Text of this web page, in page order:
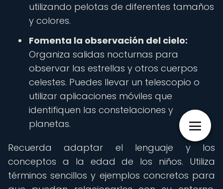
utilizando pelotas de diferentes tamaños
y colores.
Fomenta la observación del cielo:
Organiza salidas nocturnas para
observar las estrellas y otros cuerpos
celestes. Puedes llevar un telescopio o
utilizar aplicaciones móviles que
identifiquen las constelaciones y
planetas.
Recuerda adaptar el lenguaje y los
conceptos a la edad de los niños. Utiliza
términos sencillos y ejemplos concretos para